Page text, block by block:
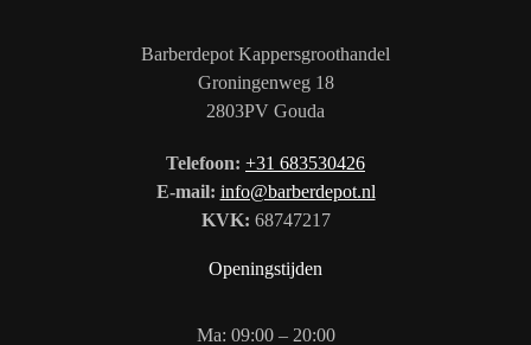
Barberdepot Kappersgroothandel
Groningenweg 18
2803PV Gouda
Telefoon: +31 683530426
E-mail: info@barberdepot.nl
KVK: 68747217
Openingstijden
Ma: 09:00 – 20:00